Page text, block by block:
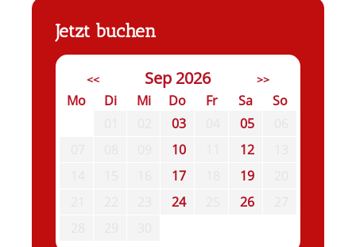
Jetzt buchen
<< Sep 2026 >>
Mo Di Mi Do Fr Sa
So
03 05
10 12
17 19
24 26